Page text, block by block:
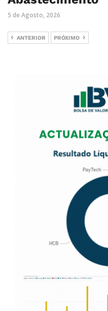
5 de Agosto, 2026
ANTERIOR PRÓXIMO